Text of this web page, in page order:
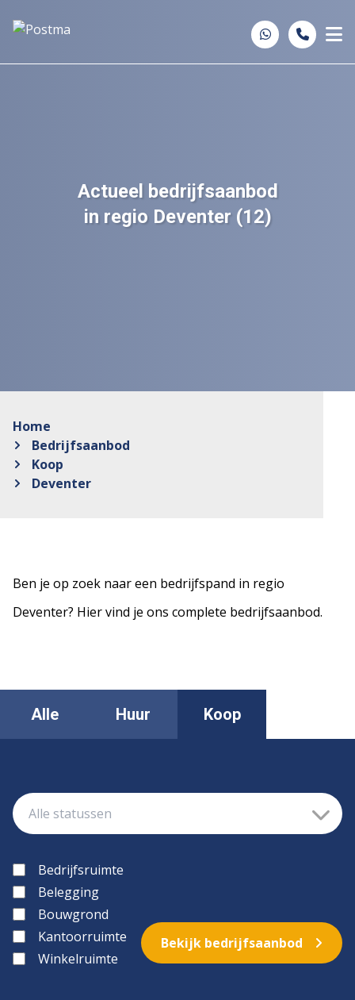
Actueel bedrijfsaanbod
in regio Deventer (12)
Home
Bedrijfsaanbod
Koop
Deventer
Ben je op zoek naar een bedrijfspand in regio
Deventer? Hier vind je ons complete bedrijfsaanbod.
Alle Huur Koop
Bedrijfsruimte
Belegging
Bouwgrond
Kantoorruimte
Winkelruimte
Bekijk bedrijfsaanbod